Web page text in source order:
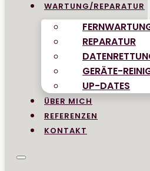
WARTUNG/REPARATUR
REPARATUR
GERÄTE-
UP-DATES
ÜBER MICH
REFERENZEN
KONTAKT